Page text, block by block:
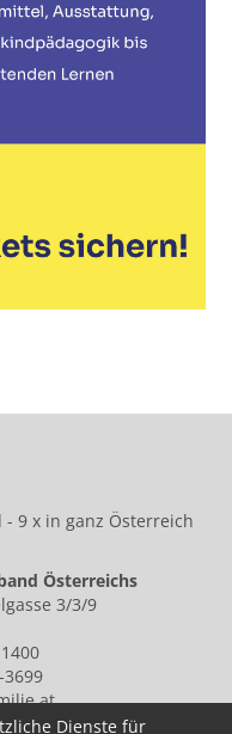
9 x in ganz Österreich
Österreichs
3/3/9
3699
Dienste für